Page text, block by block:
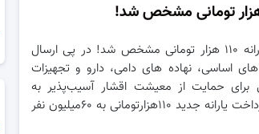
: زمان واریز یارانه ۱۱۰ هزار تومانی مشخص شد! در پی ارسال
اساسی، نهاده های دامی، دارو و تجهیزات
حمایت از معیشت اقشار آسیب‌پذیر به
مجلس شورای اسلامی، پرداخت یارانه جدید ۱۱۰هزارتومانی به ۶۰میلیون نفر